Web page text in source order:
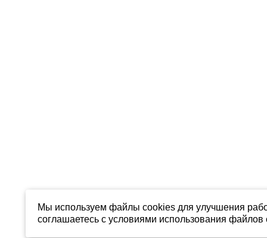
Мы используем файлы cookies для улучшения
соглашаетесь с условиями использования файлов